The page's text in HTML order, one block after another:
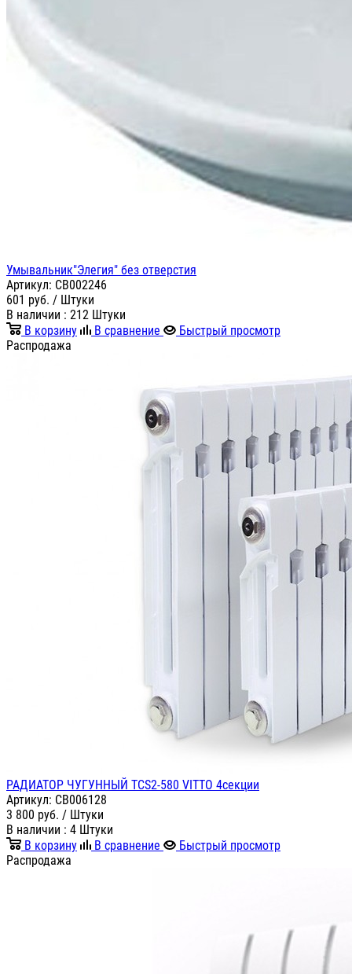
Умывальник"Элегия" без отверстия
Артикул: СВ002246
601 руб. / Штуки
В наличии : 212 Штуки
В корзину
В сравнение
Быстрый просмотр
Распродажа
РАДИАТОР ЧУГУННЫЙ TCS2-580 VITTO 4секции
Артикул: СВ006128
3 800 руб. / Штуки
В наличии : 4 Штуки
В корзину
В сравнение
Быстрый просмотр
Распродажа